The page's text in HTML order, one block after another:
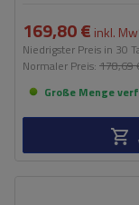
169,80 € inkl.
Niedrigster Preis in 30
Normaler Preis: 178,69
Große Menge